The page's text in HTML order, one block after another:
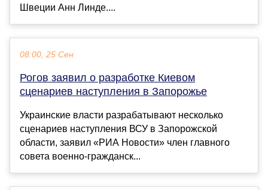
Швеции Анн Линде....
08:00, 25 Сен
Рогов заявил о разработке Киевом
сценариев наступления в Запорожье
Украинские власти разрабатывают несколько
сценариев наступления ВСУ в Запорожской
области, заявил «РИА Новости» член главного
совета военно-гражданск...